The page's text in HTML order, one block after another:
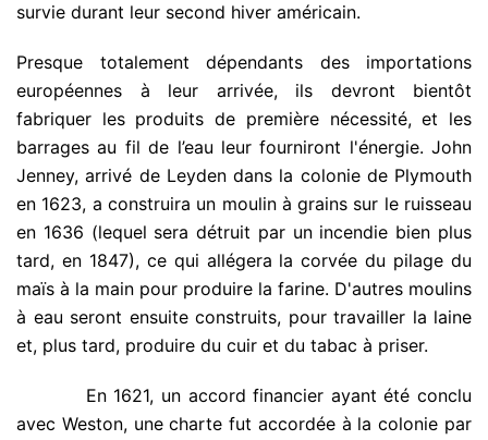
survie durant leur second hiver américain.
Presque totalement dépendants des importations
européennes à leur arrivée, ils devront bientôt
fabriquer les produits de première nécessité, et les
barrages au fil de l’eau leur fourniront l'énergie. John
Jenney, arrivé de Leyden dans la colonie de Plymouth
en 1623, a construira un moulin à grains sur le ruisseau
en 1636 (lequel sera détruit par un incendie bien plus
tard, en 1847), ce qui allégera la corvée du pilage du
maïs à la main pour produire la farine. D'autres moulins
à eau seront ensuite construits, pour travailler la laine
et, plus tard, produire du cuir et du tabac à priser.
En 1621, un accord financier ayant été conclu
avec Weston, une charte fut accordée à la colonie par